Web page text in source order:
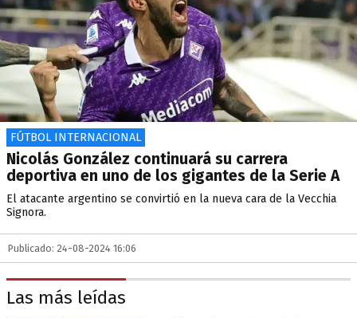
FÚTBOL INTERNACIONAL
Nicolás González continuará su carrera
deportiva en uno de los gigantes de la Serie A
El atacante argentino se convirtió en la nueva cara de la Vecchia
Signora.
Publicado: 24-08-2024 16:06
Las más leídas